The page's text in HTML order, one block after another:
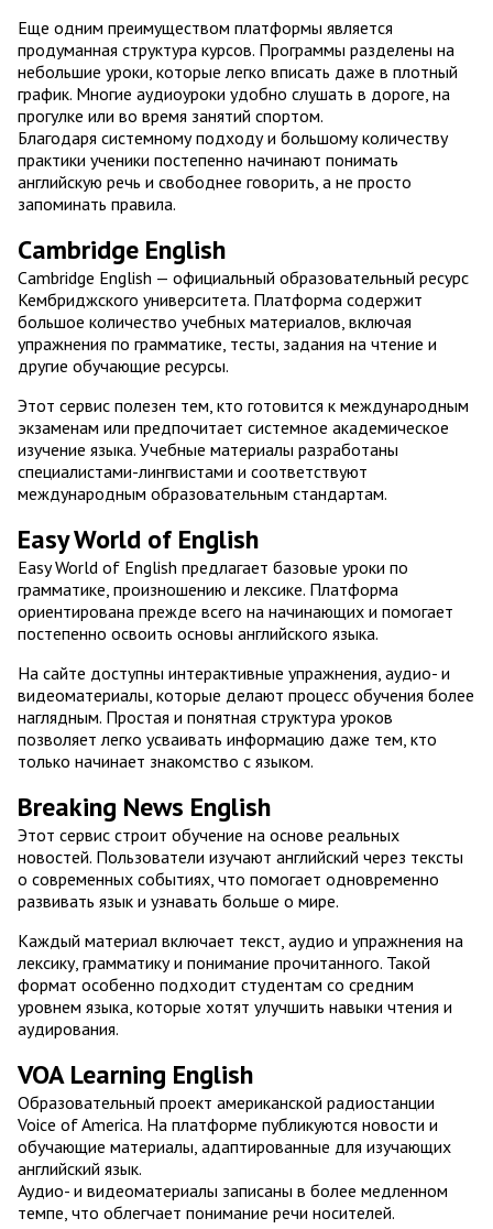
Еще одним преимуществом платформы является
продуманная структура курсов. Программы разделены на
небольшие уроки, которые легко вписать даже в плотный
график. Многие аудиоуроки удобно слушать в дороге, на
прогулке или во время занятий спортом.
Благодаря системному подходу и большому количеству
практики ученики постепенно начинают понимать
английскую речь и свободнее говорить, а не просто
запоминать правила.
Cambridge English
Cambridge English — официальный образовательный ресурс
Кембриджского университета. Платформа содержит
большое количество учебных материалов, включая
упражнения по грамматике, тесты, задания на чтение и
другие обучающие ресурсы.
Этот сервис полезен тем, кто готовится к международным
экзаменам или предпочитает системное академическое
изучение языка. Учебные материалы разработаны
специалистами-лингвистами и соответствуют
международным образовательным стандартам.
Easy World of English
Easy World of English предлагает базовые уроки по
грамматике, произношению и лексике. Платформа
ориентирована прежде всего на начинающих и помогает
постепенно освоить основы английского языка.
На сайте доступны интерактивные упражнения, аудио- и
видеоматериалы, которые делают процесс обучения более
наглядным. Простая и понятная структура уроков
позволяет легко усваивать информацию даже тем, кто
только начинает знакомство с языком.
Breaking News English
Этот сервис строит обучение на основе реальных
новостей. Пользователи изучают английский через тексты
о современных событиях, что помогает одновременно
развивать язык и узнавать больше о мире.
Каждый материал включает текст, аудио и упражнения на
лексику, грамматику и понимание прочитанного. Такой
формат особенно подходит студентам со средним
уровнем языка, которые хотят улучшить навыки чтения и
аудирования.
VOA Learning English
Образовательный проект американской радиостанции
Voice of America. На платформе публикуются новости и
обучающие материалы, адаптированные для изучающих
английский язык.
Аудио- и видеоматериалы записаны в более медленном
темпе, что облегчает понимание речи носителей.